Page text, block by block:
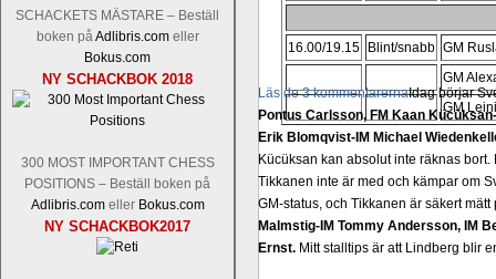
SCHACKETS MÄSTARE – Beställ
boken påAdlibris.comeller
Bokus.com
NY SCHACKBOK 2018
300 MOST IMPORTANT CHESS
POSITIONS – Beställ boken på
Adlibris.comeller Bokus.com
NY SCHACKBOK2017
Läs de 3 kommentarernaIdag börjar
Pontus Carlsson, FM Kaan
Erik Blomqvist-IM Michael
Kücüksan kan absolut inte räknas
Tikkanen inte är med och kämpar om
GM-status, och Tikkanen är säkert
Malmstig-IM Tommy Andersson, IM
Ernst. Mitt stalltips är att Lindberg blir
16.00/19.15 Blint/snabb GM
GM
GM